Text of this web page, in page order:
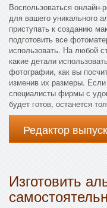
Воспользоваться онлайн-
для вашего уникального
приступать к созданию
подготовить все
использовать. На любой
какие детали
фотографии, как вы
изменив их размеры. Если
специалисты фирмы с
будет готов, останется
Редактор
Изготовить